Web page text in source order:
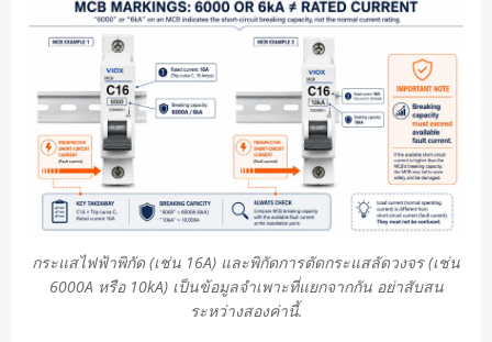
กระแสไฟฟ้าพิกัด (เช่น 16A) และพิกัดการตัดกระแสลัดวงจร (เช่น
6000A หรือ 10kA) เป็นข้อมูลจำเพาะที่แยกจากกัน อย่าสับสน
ระหว่างสองค่านี้.